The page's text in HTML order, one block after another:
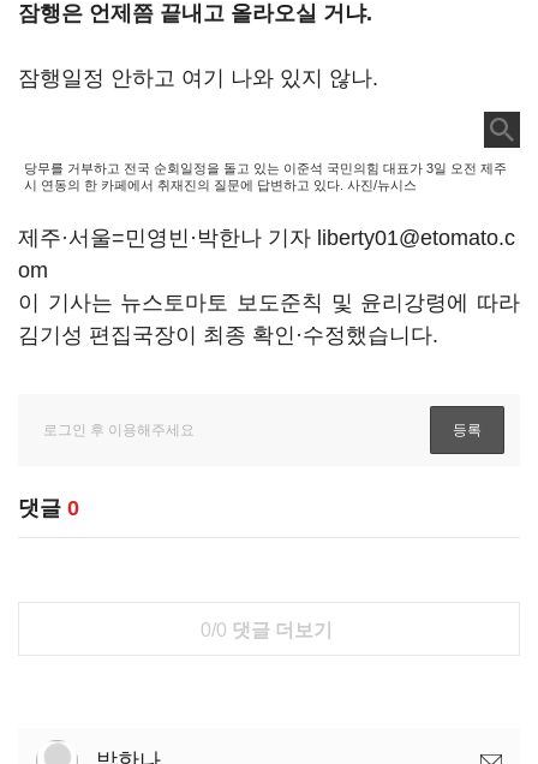
잠행은 언제쯤 끝내고 올라오실 거냐.
잠행일정 안하고 여기 나와 있지 않나.
당무를 거부하고 전국 순회일정을 돌고 있는 이준석 국민의힘 대표가 3일 오전 제주
시 연동의 한 카페에서 취재진의 질문에 답변하고 있다. 사진/뉴시스
제주·서울=민영빈·박한나 기자 liberty01@etomato.c
om
이 기사는 뉴스토마토 보도준칙 및 윤리강령에 따라
김기성 편집국장이 최종 확인·수정했습니다.
댓글 0
0/0 댓글 더보기